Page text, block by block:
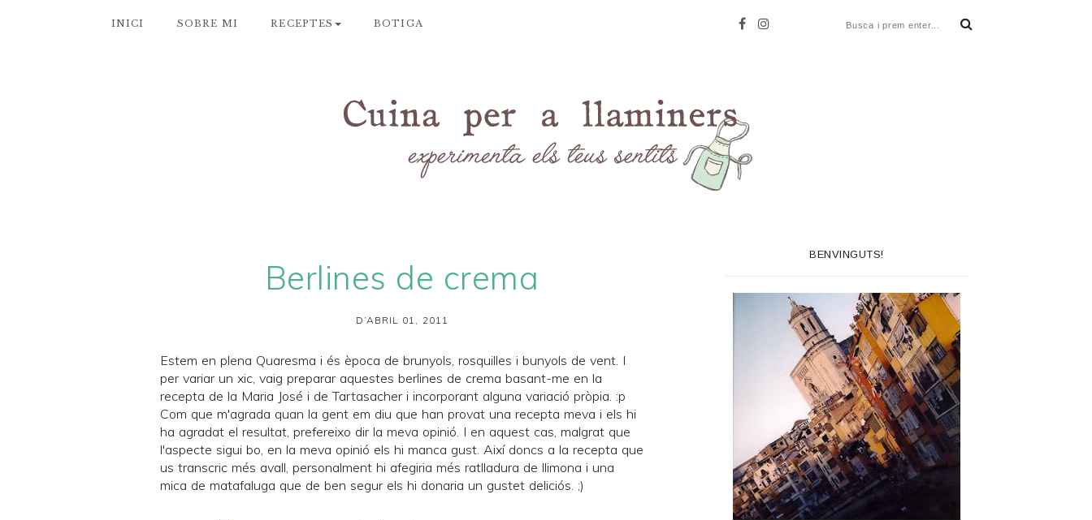
INICI SOBRE MI RECEPTES BOTIGA
Berlines de crema
D’ABRIL 01, 2011
Estem en plena Quaresma i és època de brunyols, rosquilles i bunyols de vent. I
per variar un xic, vaig preparar aquestes berlines de crema basant-me en la
recepta de la Maria José i deTartasacher i incorporant alguna variació pròpia. :p
Com que m'agrada quan la gent em diu que han provat una recepta meva i els hi
ha agradat el resultat, prefereixo dir la meva opinió. I en aquest cas, malgrat que
l'aspecte sigui bo, en la meva opinió els hi manca gust. Així doncs a la recepta que
us transcric més avall, personalment hi afegiria més ratlladura de llimona i una
mica de matafaluga que de ben segur els hi donaria un gustet deliciós. ;)
BENVINGUTS!